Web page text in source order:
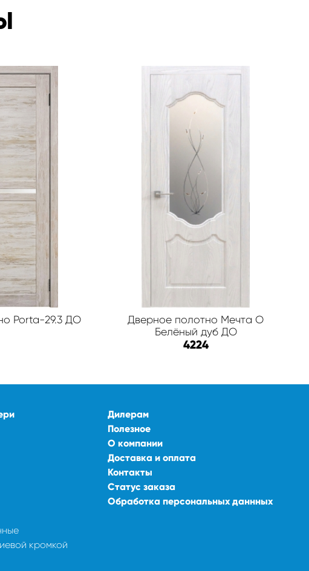
Porta-29.3 ДО
Дверное полотно Мечта О
Белёный дуб ДО
4224
кромкой
Дилерам
Полезное
О компании
Доставка и оплата
Контакты
Статус заказа
Обработка персональных даннных